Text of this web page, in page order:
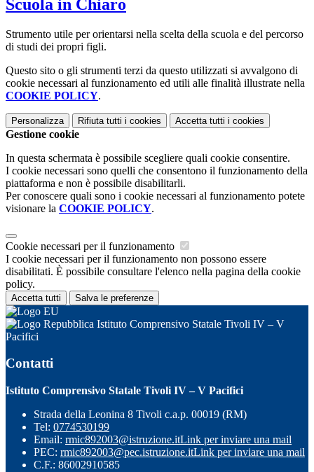
Scuola in Chiaro
Strumento utile per orientarsi nella scelta della scuola e del percorso
di studi dei propri figli.
Questo sito o gli strumenti terzi da questo utilizzati si avvalgono di
cookie necessari al funzionamento ed utili alle finalità illustrate nella
COOKIE POLICY.
Personalizza Rifiuta tutti i cookies Accetta tutti i cookies
Gestione cookie
In questa schermata è possibile scegliere quali cookie consentire.
I cookie necessari sono quelli che consentono il funzionamento della
piattaforma e non è possibile disabilitarli.
Per conoscere quali sono i cookie necessari al funzionamento potete
visionare la COOKIE POLICY.
Cookie necessari per il funzionamento
I cookie necessari per il funzionamento non possono essere
disabilitati. È possibile consultare l'elenco nella pagina della cookie
policy.
Accetta tutti Salva le preferenze
Istituto Comprensivo Statale Tivoli IV – V
Pacifici
Contatti
Istituto Comprensivo Statale Tivoli IV – V Pacifici
Strada della Leonina 8 Tivoli c.a.p. 00019 (RM)
Tel: 0774530199
Email: rmic892003@istruzione.itLink per inviare una mail
PEC: rmic892003@pec.istruzione.itLink per inviare una mail
C.F.: 86002910585